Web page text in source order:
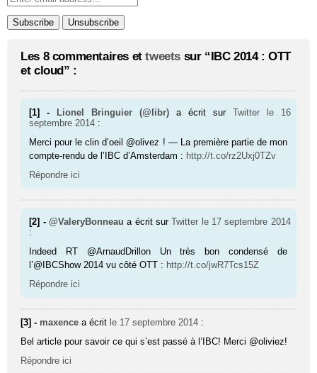
Les 8 commentaires ettweets sur “IBC 2014 : OTT
et cloud” :
[1] - Lionel Bringuier (@libr) a écrit sur Twitter
le 16
septembre 2014 :
Merci pour le clin d’oeil @olivez ! — La première partie de mon
compte-rendu de l’IBC d’Amsterdam : http://t.co/rz2Uxj0TZv
Répondre ici
[2] - @ValeryBonneau a écrit surTwitter le 17 septembre 2014
:
Indeed RT @ArnaudDrillon Un très bon condensé de
l’@IBCShow 2014 vu côté OTT : http://t.co/jwR7Tcs15Z
Répondre ici
[3] - maxence a écrit le 17 septembre 2014 :
Bel article pour savoir ce qui s’est passé à l’IBC! Merci @oliviez!
Répondre ici